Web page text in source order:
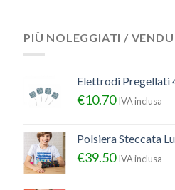
PIÙ NOLEGGIATI /
Elettrodi Pregellati
€10.70 IVA inclusa
Polsiera Steccata
€39.50 IVA inclusa